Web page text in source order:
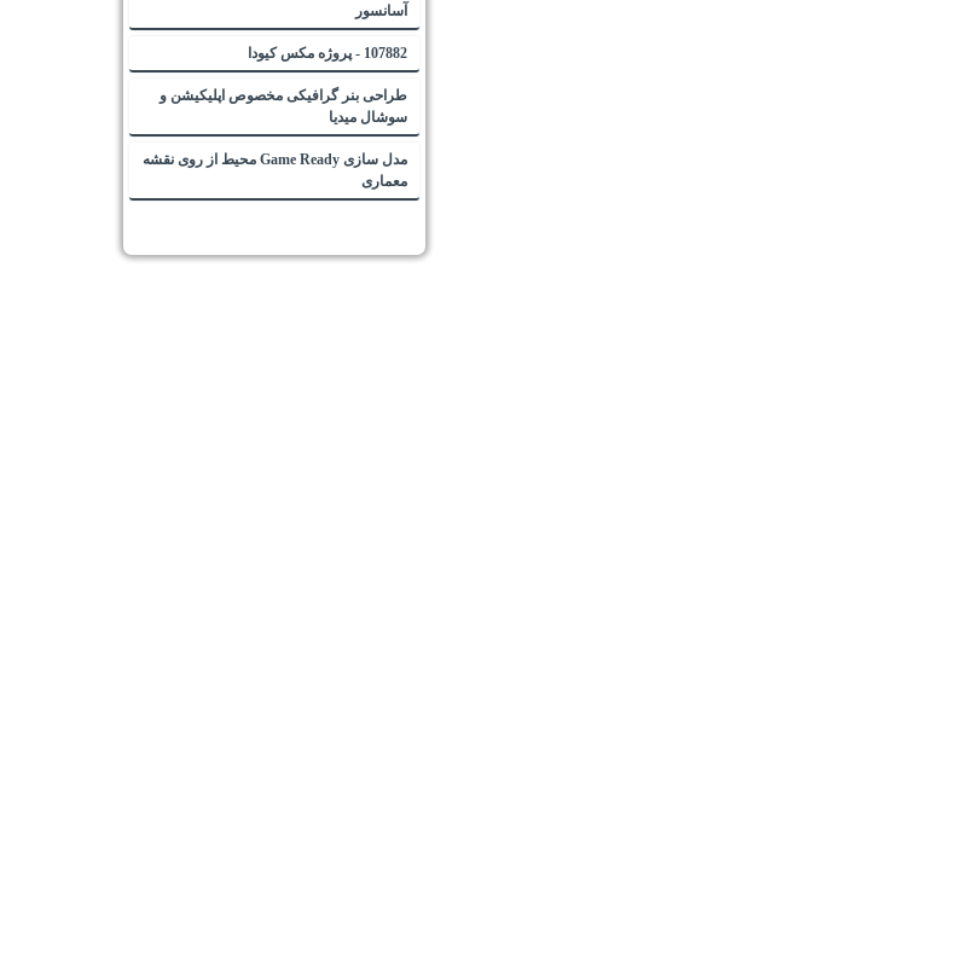
آسانسور
107882 - پروژه مکس کیودا
طراحی بنر گرافیکی مخصوص اپلیکیشن و
سوشال میدیا
مدل سازی Game Ready محیط از روی نقشه
معماری